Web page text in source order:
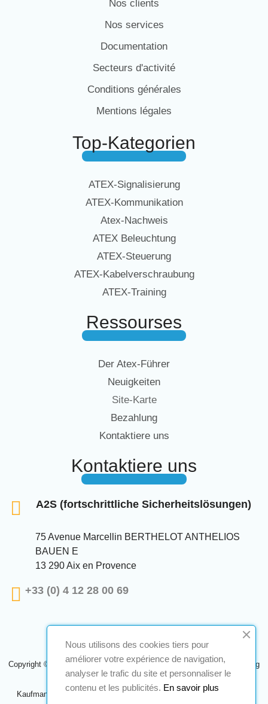
Nos clients
Nos services
Documentation
Secteurs d'activité
Conditions générales
Mentions légales
Top-Kategorien
ATEX-Signalisierung
ATEX-Kommunikation
Atex-Nachweis
ATEX Beleuchtung
ATEX-Steuerung
ATEX-Kabelverschraubung
ATEX-Training
Ressourses
Der Atex-Führer
Neuigkeiten
Site-Karte
Bezahlung
Kontaktiere uns
Kontaktiere uns
A2S (fortschrittliche Sicherheitslösungen)
75 Avenue Marcellin BERTHELOT ANTHELIOS
BAUEN E
13 290 Aix en Provence
+33 (0) 4 12 28 00 69
Copyright © 2024 A2S ATEX. Alle Rechte vorbehalten. Eine Realisierung
Navilog
Kaufmann, der von der offensichtlichen Meinung des Unternehmens
Nous utilisons des cookies tiers pour
améliorer votre expérience de navigation,
analyser le trafic du site et personnaliser le
contenu et les publicités. En savoir plus